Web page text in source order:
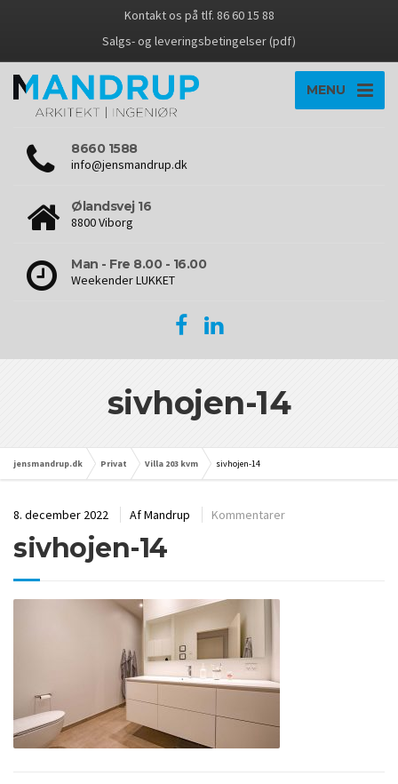
Kontakt os på tlf. 86 60 15 88
Salgs- og leveringsbetingelser (pdf)
MENU
8660 1588
info@jensmandrup.dk
Ølandsvej 16
8800 Viborg
Man - Fre 8.00 - 16.00
Weekender LUKKET
sivhojen-14
jensmandrup.dk Privat Villa 203 kvm sivhojen-14
8. december 2022 AfMandrup Kommentarer
sivhojen-14